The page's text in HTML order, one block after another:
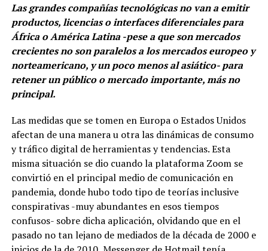
Las grandes compañías tecnológicas no van a emitir
productos, licencias o interfaces diferenciales para
África o América Latina -pese a que son mercados
crecientes no son paralelos a los mercados europeo y
norteamericano, y un poco menos al asiático- para
retener un público o mercado importante, más no
principal.
Las medidas que se tomen en Europa o Estados Unidos
afectan de una manera u otra las dinámicas de consumo
y tráfico digital de herramientas y tendencias. Esta
misma situación se dio cuando la plataforma Zoom se
convirtió en el principal medio de comunicación en
pandemia, donde hubo todo tipo de teorías inclusive
conspirativas -muy abundantes en esos tiempos
confusos- sobre dicha aplicación, olvidando que en el
pasado no tan lejano de mediados de la década de 2000 e